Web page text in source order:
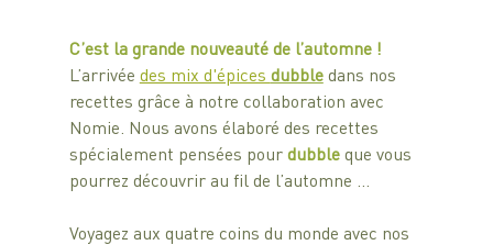
C’est la grande nouveauté de l’automne !
L’arrivée des mix d'épices dubble dans nos
recettes grâce à notre collaboration avec
Nomie. Nous avons élaboré des recettes
spécialement pensées pour dubble que vous
pourrez découvrir au fil de l’automne …
Voyagez aux quatre coins du monde avec nos